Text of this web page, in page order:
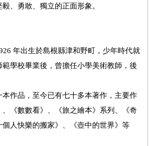
、勇敢、獨立的正面形象。
年出生於島根縣津和野町，少年時代就
學校畢業後，曾擔任小學美術教師，後
本作品，至今已有七十多本著作，主要作
《數數看》、《旅之繪本》系列、《奇
人快樂的搬家》、《壺中的世界》等